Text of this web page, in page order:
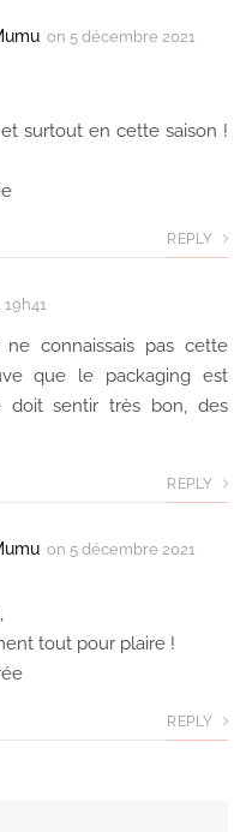
on 5 décembre 2021
surtout en cette saison !
REPLY
connaissais pas cette
que le packaging est
doit sentir très bon, des
REPLY
on 5 décembre 2021
tout pour plaire !
REPLY